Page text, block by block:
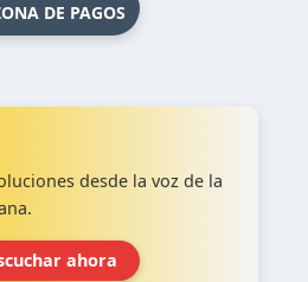
DE PAGOS
desde la voz de la
ahora